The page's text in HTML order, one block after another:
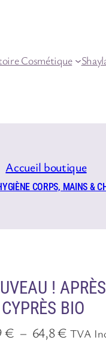
Cosmétique
Accueil boutique
CORPS, MAINS &
!
BIO
€ – 64,8€PTVA